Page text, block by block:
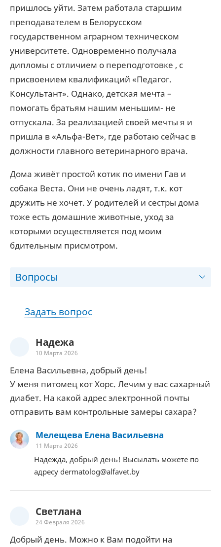
пришлось уйти. Затем работала старшим
преподавателем в Белорусском
государственном аграрном техническом
университете. Одновременно получала
дипломы с отличием о переподготовке , с
присвоением квалификаций «Педагог.
Консультант». Однако, детская мечта –
помогать братьям нашим меньшим- не
отпускала. За реализацией своей мечты я и
пришла в «Альфа-Вет», где работаю сейчас в
должности главного ветеринарного врача.
Дома живёт простой котик по имени Гав и
собака Веста. Они не очень ладят, т.к. кот
дружить не хочет. У родителей и сестры дома
тоже есть домашние животные, уход за
которыми осуществляется под моим
бдительным присмотром.
Вопросы
Задать вопрос
Надежа
10 Марта 2026
Елена Васильевна, добрый день!
У меня питомец кот Хорс. Лечим у вас сахарный
диабет. На какой адрес электронной почты
отправить вам контрольные замеры сахара?
Мелещева Елена Васильевна
11 Марта 2026
Надежда, добрый день! Высылать можете по
адресу dermatolog@alfavet.by
Светлана
24 Февраля 2026
Добрый день. Можно к Вам подойти на